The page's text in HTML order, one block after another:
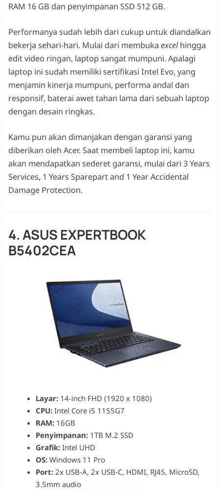
RAM 16 GB dan penyimpanan SSD 512 GB.
Performanya sudah lebih dari cukup untuk diandalkan
bekerja sehari-hari. Mulai dari membuka excelhingga
edit video ringan, laptop sangat mumpuni. Apalagi
laptop ini sudah memiliki sertifikasi Intel Evo, yang
menjamin kinerja mumpuni, performa andal dan
responsif, baterai awet tahan lama dari sebuah laptop
dengan desain ringkas.
Kamu pun akan dimanjakan dengan garansi yang
diberikan oleh Acer. Saat membeli laptop ini, kamu
akan mendapatkan sederet garansi, mulai dari 3 Years
Services, 1 Years Sparepart and 1 Year Accidental
Damage Protection.
4. ASUS EXPERTBOOK
B5402CEA
Layar: 14-inch FHD (1920 x 1080)
CPU: Intel Core i5 1155G7
RAM: 16GB
Penyimpanan: 1TB M.2 SSD
Grafik: Intel UHD
OS: Windows 11 Pro
Port: 2x USB-A, 2x USB-C, HDMI, RJ45, MicroSD,
3.5mm audio